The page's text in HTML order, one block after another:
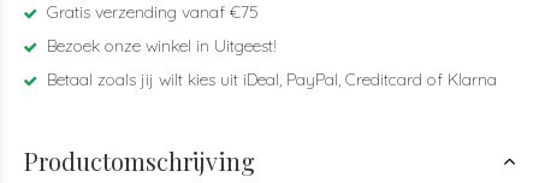
Gratis verzending vanaf €75
Bezoek onze winkel in Uitgeest!
Betaal zoals jij wilt kies uit iDeal, PayPal, Creditcard of Klarna
Productomschrijving